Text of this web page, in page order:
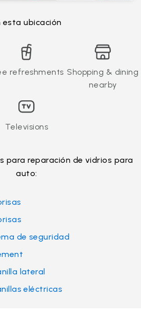
esta ubicación
refreshments Shopping & dining
nearby
Televisions
para reparación de vidrios para
auto:
de seguridad
lateral
eléctricas